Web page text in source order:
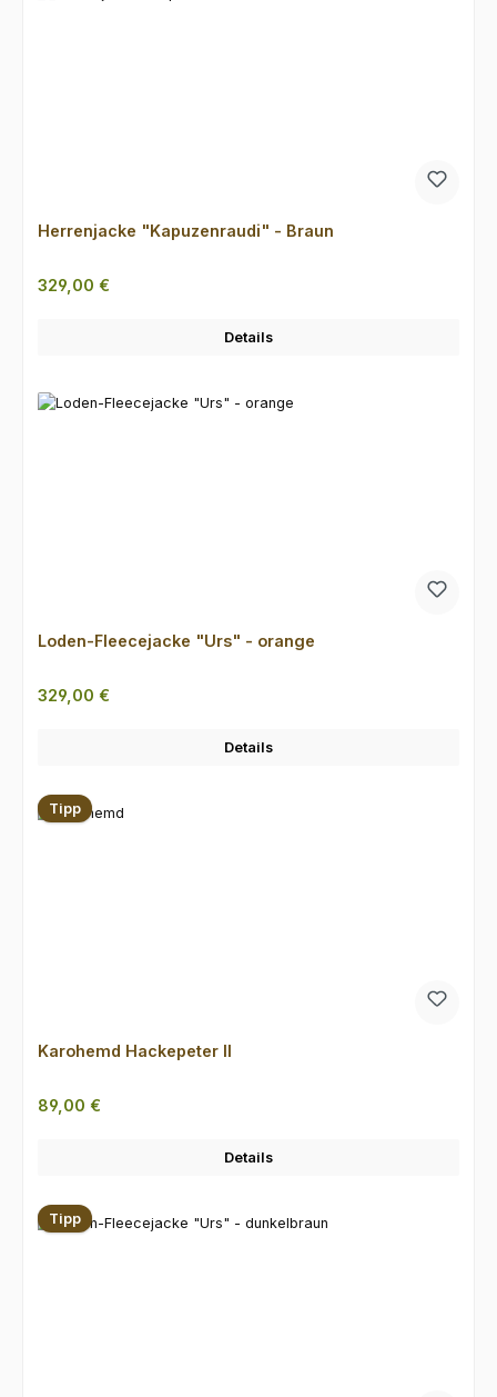
Herrenjacke "Kapuzenraudi" - Braun
Regulärer Preis:
329,00 €
Details
Loden-Fleecejacke "Urs" - orange
Regulärer Preis:
329,00 €
Details
Tipp
Karohemd Hackepeter II
Regulärer Preis:
89,00 €
Details
Tipp